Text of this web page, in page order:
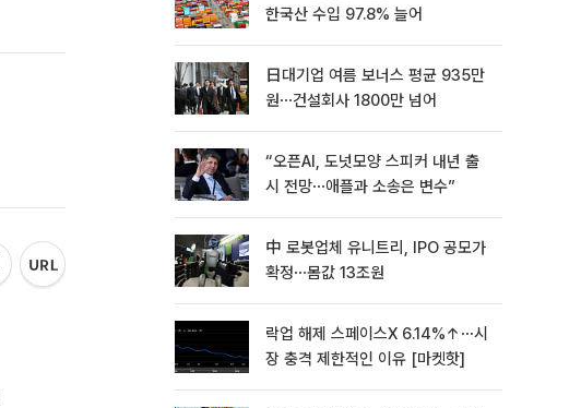
한국산 수입 97.8% 늘어
日대기업 여름 보너스 평균 935만
원⋯건설회사 1800만 넘어
“오픈AI, 도넛모양 스피커 내년 출
시 전망⋯애플과 소송은 변수”
中 로봇업체 유니트리, IPO 공모가
확정⋯몸값 13조원
락업 해제 스페이스X 6.14%↑⋯시
장 충격 제한적인 이유 [마켓핫]